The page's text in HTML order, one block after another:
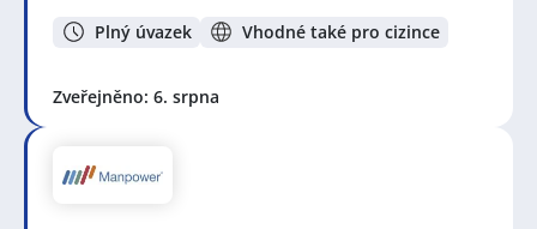
Plný úvazek Vhodné také pro cizince
Zveřejněno: 6. srpna